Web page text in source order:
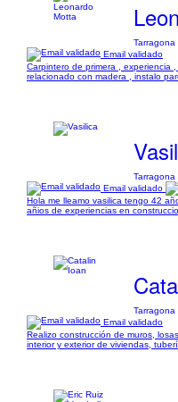
Tarragona
Email validado
Carpintero de primera , experiencia
relacionado con madera , instalo
Tarragona
Email validado
Hola me lleamo vasilica tengo 42
añios de experiencias en
Tarragona
Email validado
Realizo construcción de muros,
interior y exterior de viviendas,